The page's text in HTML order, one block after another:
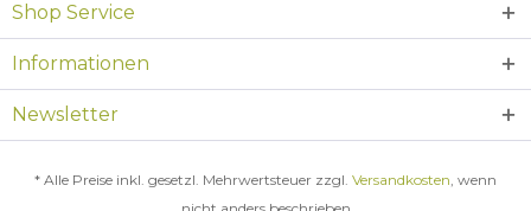
Shop Service
Informationen
Newsletter
* Alle Preise inkl. gesetzl. Mehrwertsteuer zzgl. Versandkosten, wenn